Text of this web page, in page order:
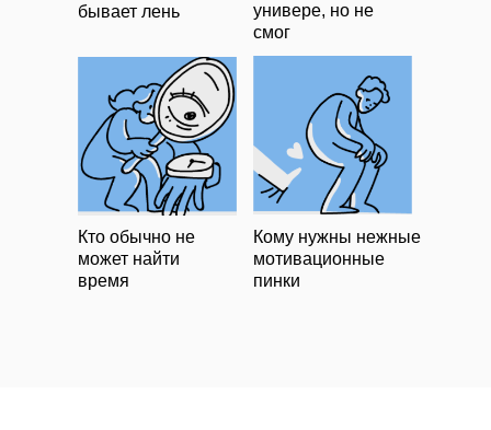
бывает лень
универе, но не
смог
Кто обычно не
может найти
время
Кому нужны нежные
мотивационные
пинки